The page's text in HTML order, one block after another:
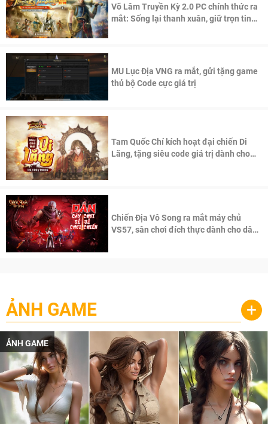
Võ Lâm Truyền Kỳ 2.0 PC chính thức ra
mắt: Sống lại thanh xuân, giữ trọn tinh
MU Lục Địa VNG ra mắt, gửi tặng game
thủ bộ Code cực giá trị
Tam Quốc Chí kích hoạt đại chiến Di
Lăng, tặng siêu code giá trị dành cho
Chiến Địa Vô Song ra mắt máy chủ
VS57, sân chơi đích thực dành cho dân
ẢNH GAME +
ẢNH GAME